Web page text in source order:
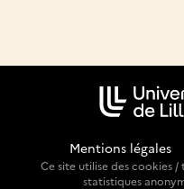
Mentions légales
Ce site utilise des cookies
statistiques